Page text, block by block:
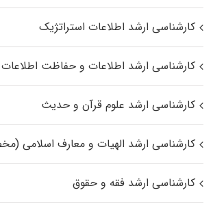
کارشناسی ارشد اطلاعات استراتژیک
کارشناسی ارشد اطلاعات و حفاظت اطلاعات
کارشناسی ارشد علوم قرآن و حدیث
کارشناسی ارشد الهیات و معارف
کارشناسی ارشد فقه و حقوق